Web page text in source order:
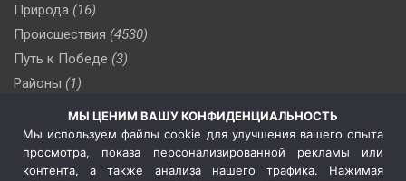
Природа (16)
Происшествия (4530)
Путь к Победе (3)
Районы (1)
(510)
Сельское хозяйство (3)
Социальная политика
(3)
МЫ ЦЕНИМ ВАШУ КОНФИДЕНЦИАЛЬНОСТЬ
Мы используем файлы cookie для улучшения вашего опыта
просмотра, показа персонализированной рекламы или
контента, а также анализа нашего трафика. Нажимая